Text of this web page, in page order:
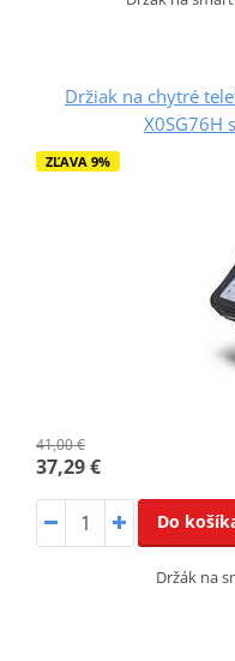
Držiak na chytré
X0SG76H
ZĽAVA 9%
41,00 €
37,29 €
Do
Držák na